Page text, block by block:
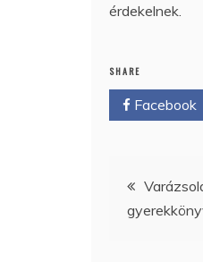
érdekelnek.
SHARE
Facebook